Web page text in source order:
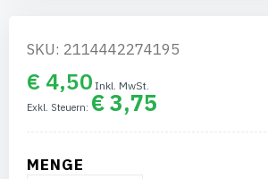
SKU: 2114442274195
€ 4,50
€ 3,75
MENGE